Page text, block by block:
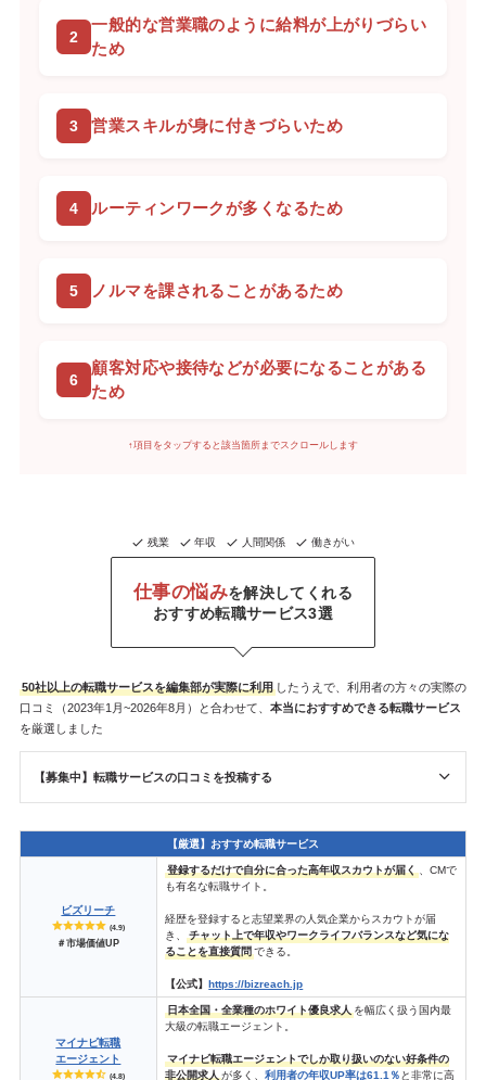
一般的な営業職のように給料が上がりづらい
ため
営業スキルが身に付きづらいため
ルーティンワークが多くなるため
ノルマを課されることがあるため
顧客対応や接待などが必要になることがある
ため
↑項目をタップすると該当箇所までスクロールします
残業 年収 人間関係 働きがい
仕事の悩みを解決してくれる
おすすめ転職サービス3選
50社以上の転職サービスを編集部が実際に利用したうえで、利用者の方々の実際の
口コミ（2023年1月~2026年8月）と合わせて、 本当におすすめできる転職サービス
を厳選しました
【募集中】転職サービスの口コミを投稿する
【厳選】おすすめ転職サービス
ビズリーチ
(4.9)
＃市場価値UP
登録するだけで自分に合った高年収スカウトが届く
、CMで
も有名な転職サイト。
経歴を登録すると志望業界の人気企業からスカウトが届
き、
チャット上で年収やワークライフバランスなど気にな
ることを直接質問 できる。
【公式】https://bizreach.jp
マイナビ転職
エージェント
(4.8)
日本全国・全業種のホワイト優良求人 を幅広く扱う国内最
大級の転職エージェント。
マイナビ転職エージェントでしか取り扱いのない好条件の
非公開求人 が多く、利用者の年収UP率は61.1％ と非常に高